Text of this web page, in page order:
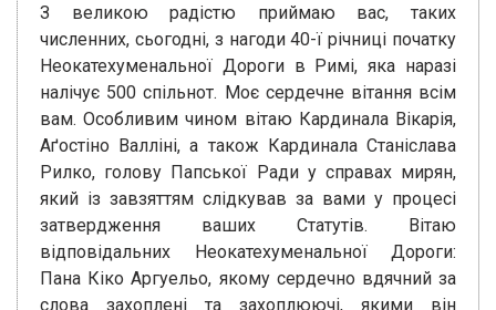
З великою радістю приймаю вас, таких
численних, сьогодні, з нагоди 40-ї річниці початку
Неокатехуменальної Дороги в Римі, яка наразі
налічує 500 спільнот. Моє сердечне вітання всім
вам. Особливим чином вітаю Кардинала Вікарія,
Аґостіно Валліні, а також Кардинала Станіслава
Рилко, голову Папської Ради у справах мирян,
який із завзяттям слідкував за вами у процесі
затвердження ваших Статутів. Вітаю
відповідальних Неокатехуменальної Дороги:
Пана Кіко Аргуельо, якому сердечно вдячний за
слова захоплені та захоплюючі, якими він